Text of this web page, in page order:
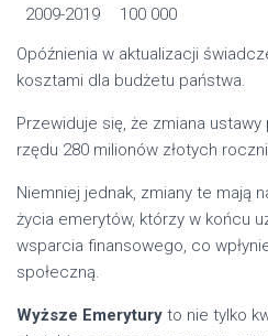
2009-2019 100 000
Opóźnienia w aktualizacji
kosztami dla budżetu państwa.
Przewiduje się, że zmiana
rzędu 280 milionów złotych
Niemniej jednak, zmiany te mają
życia emerytów, którzy w końcu
wsparcia finansowego, co
społeczną.
Wyższe Emerytury to nie tylko